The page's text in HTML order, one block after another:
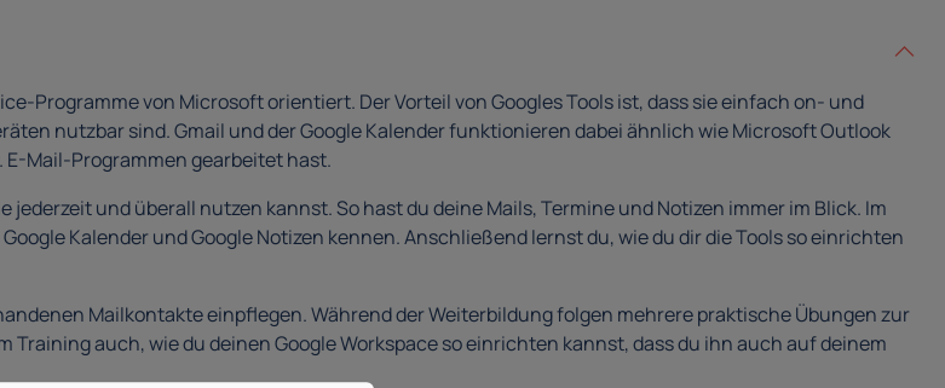
Programme von Microsoft orientiert. Der Vorteil von Googles Tools ist, dass sie einfach on- und
nutzbar sind. Gmail und der Google Kalender funktionieren dabei ähnlich wie Microsoft Outlook
Mail-Programmen gearbeitet hast.
und überall nutzen kannst. So hast du deine Mails, Termine und Notizen immer im Blick. Im
Kalender und Google Notizen kennen. Anschließend lernst du, wie du dir die Tools so einrichten
Mailkontakte einpflegen. Während der Weiterbildung folgen mehrere praktische Übungen zur
auch, wie du deinen Google Workspace so einrichten kannst, dass du ihn auch auf deinem